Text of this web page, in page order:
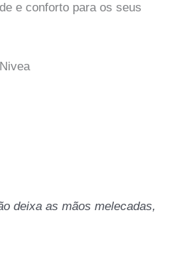
e conforto para os seus
deixa as mãos melecadas,